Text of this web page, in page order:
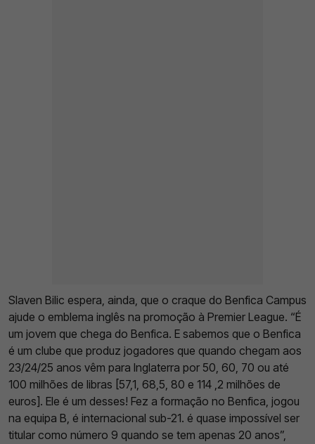
Slaven Bilic espera, ainda, que o craque do Benfica Campus
ajude o emblema inglês na promoção à Premier League. “É
um jovem que chega do Benfica. E sabemos que o Benfica
é um clube que produz jogadores que quando chegam aos
23/24/25 anos vêm para Inglaterra por 50, 60, 70 ou até
100 milhões de libras [57,1, 68,5, 80 e 114 ,2 milhões de
euros]. Ele é um desses! Fez a formação no Benfica, jogou
na equipa B, é internacional sub-21. é quase impossível ser
titular como número 9 quando se tem apenas 20 anos”,